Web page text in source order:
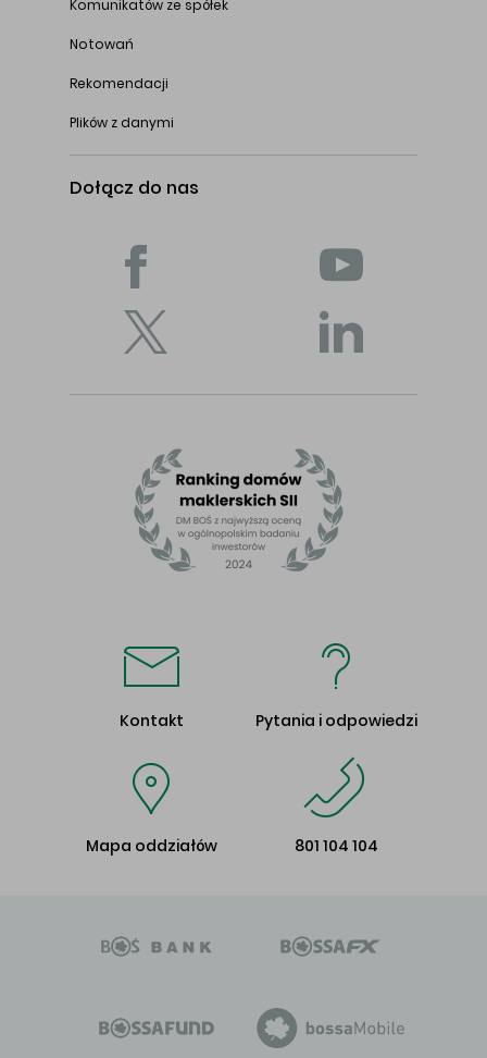
Komunikatów ze spółek
Notowań
Rekomendacji
Plików z danymi
Dołącz do nas
Kontakt Pytania i odpowiedzi
Mapa oddziałów 801 104 104